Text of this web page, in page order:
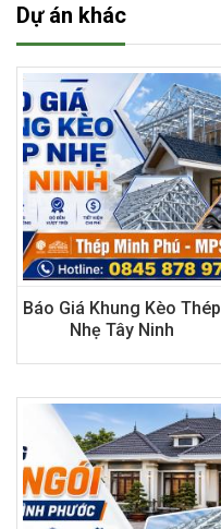
Dự án khác
Báo Giá Khung Kèo Thép
Nhẹ Tây Ninh